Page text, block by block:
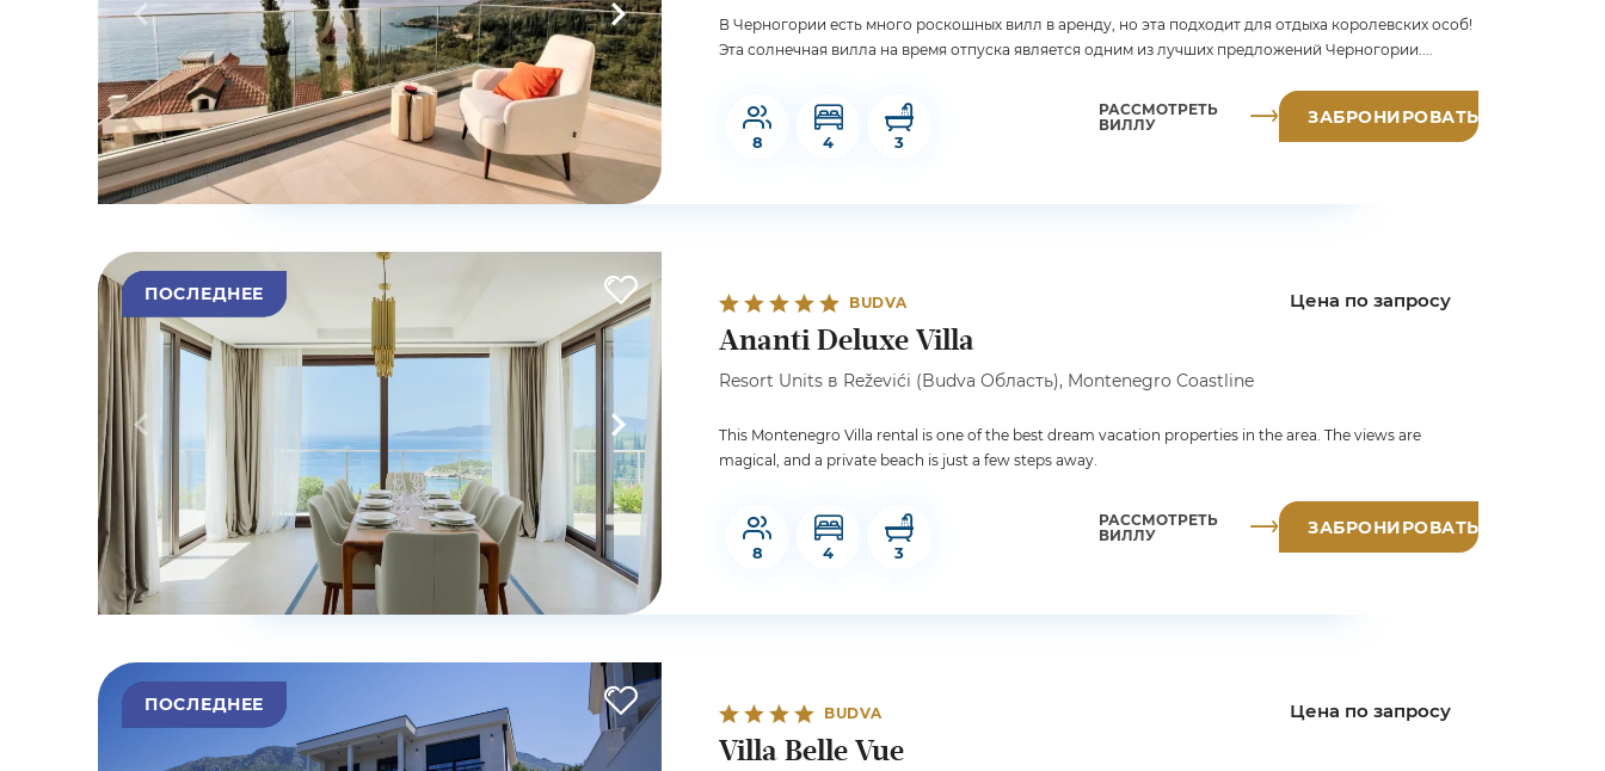
В Черногории есть много роскошных вилл в аренду, но эта подходит для отдыха королевских особ!
Эта солнечная вилла на время отпуска является одним из лучших предложений Черногории....
8 4 3
РАССМОТРЕТЬ
ВИЛЛУ
ЗАБРОНИРОВАТЬ
ПОСЛЕДНЕЕ BUDVA
Ananti Deluxe Villa
Resort Units в Reževići (Budva Область), Montenegro Coastline
Цена по запросу
This Montenegro Villa rental is one of the best dream vacation properties in the area. The views are
magical, and a private beach is just a few steps away.
8 4 3
РАССМОТРЕТЬ
ВИЛЛУ
ЗАБРОНИРОВАТЬ
ПОСЛЕДНЕЕ BUDVA
Villa Belle Vue
Цена по запросу